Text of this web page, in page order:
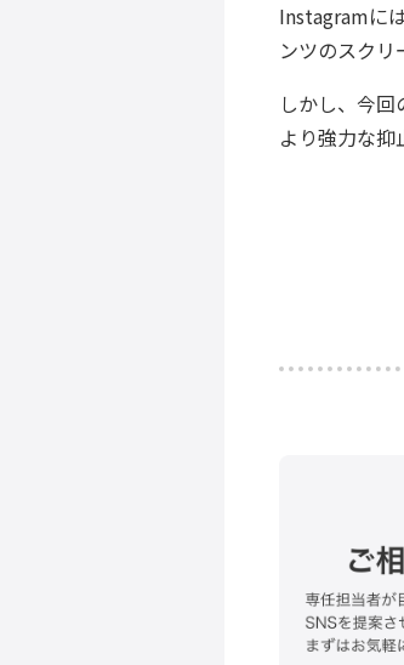
Instagramに
ンツのスクリ
しかし、今回
より強力な抑